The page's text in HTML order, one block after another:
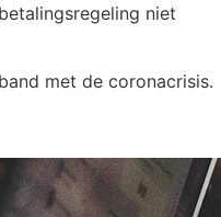
niet
met de coronacrisis.